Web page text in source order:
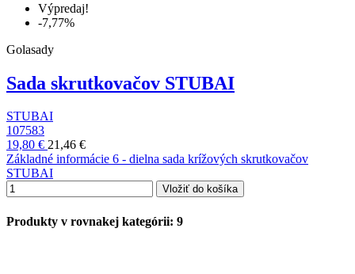
Výpredaj!
-7,77%
Golasady
Sada skrutkovačov STUBAI
STUBAI
107583
19,80 € 21,46 €
Základné informácie 6 - dielna sada krížových skrutkovačov
STUBAI
Vložiť do košíka
Produkty v rovnakej kategórii: 9